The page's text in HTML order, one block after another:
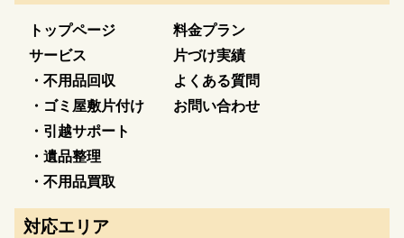
トップページ
サービス
・不用品回収
・ゴミ屋敷片付け
・引越サポート
・遺品整理
・不用品買取
料金プラン
片づけ実績
よくある質問
お問い合わせ
対応エリア